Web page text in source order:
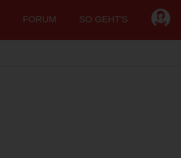
FORUM SO GEHT'S